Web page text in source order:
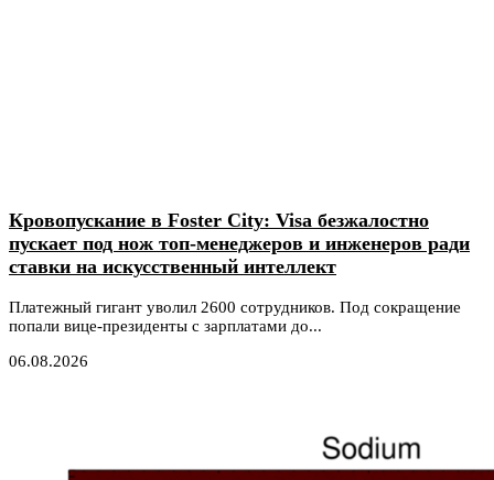
Кровопускание в Foster City: Visa безжалостно
пускает под нож топ-менеджеров и инженеров ради
ставки на искусственный интеллект
Платежный гигант уволил 2600 сотрудников. Под сокращение
попали вице-президенты с зарплатами до...
06.08.2026